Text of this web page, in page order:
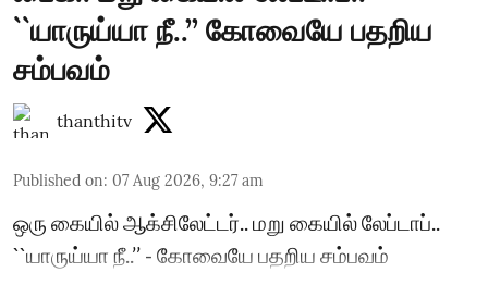
``யாருய்யா நீ..’’ கோவையே பதறிய
சம்பவம்
thanthitv
Published on: 07 Aug 2026, 9:27 am
ஒரு கையில் ஆக்சிலேட்டர்.. மறு கையில் லேப்டாப்..
``யாருய்யா நீ..’’ - கோவையே பதறிய சம்பவம்